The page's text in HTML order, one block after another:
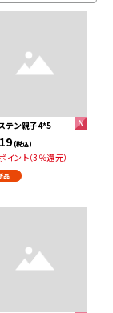
テン親子4*5
(税込)
イント（3％還元）
品